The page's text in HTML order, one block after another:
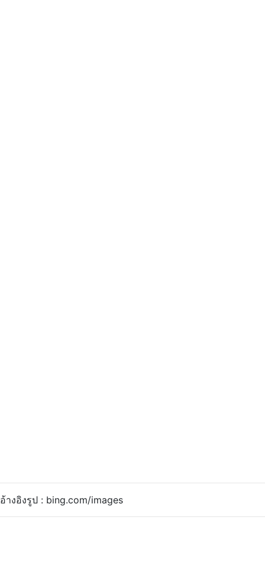
อ้างอิงรูป : bing.com/images